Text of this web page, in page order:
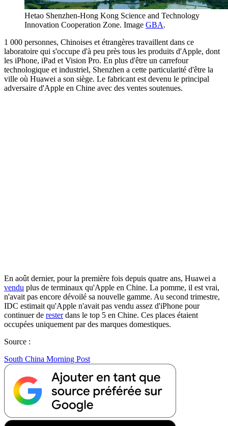
Hetao Shenzhen-Hong Kong Science and Technology
Innovation Cooperation Zone. Image GBA.
1 000 personnes, Chinoises et étrangères travaillent dans ce
laboratoire qui s'occupe d'à peu près tous les produits d'Apple, dont
les iPhone, iPad et Vision Pro. En plus d'être un carrefour
technologique et industriel, Shenzhen a cette particularité d'être la
ville où Huawei a son siège. Le fabricant est devenu le principal
adversaire d'Apple en Chine avec des ventes soutenues.
En août dernier, pour la première fois depuis quatre ans, Huawei a
vendu plus de terminaux qu'Apple en Chine. La pomme, il est vrai,
n'avait pas encore dévoilé sa nouvelle gamme. Au second trimestre,
IDC estimait qu'Apple n'avait pas vendu assez d'iPhone pour
continuer de resterdans le top 5 en Chine. Ces places étaient
occupées uniquement par des marques domestiques.
Source :
South China Morning Post